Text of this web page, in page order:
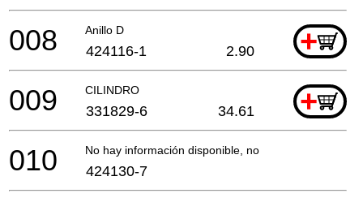
Anillo D +
008 424116-1 2.90
CILINDRO +
009 331829-6 34.61
No hay información disponible, no se puede pedir
010 424130-7